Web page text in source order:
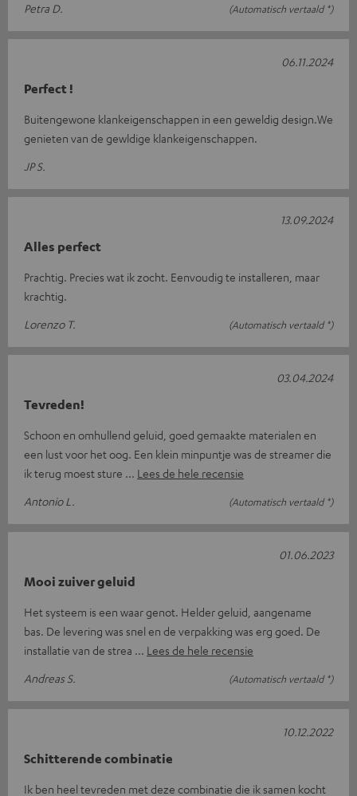
Petra D.
(Automatisch vertaald *)
Perfect !
Buitengewone klankeigenschappen in een geweldig design.We
genieten van de gewldige klankeigenschappen.
JP S.
06.11.2024
Alles perfect
Prachtig. Precies wat ik zocht. Eenvoudig te installeren, maar
krachtig.
Lorenzo T.
(Automatisch vertaald *)
13.09.2024
Tevreden!
Schoon en omhullend geluid, goed gemaakte materialen en
een lust voor het oog. Een klein minpuntje was de streamer die
ik terug moest sture
Lees de hele recensie
Antonio L.
(Automatisch vertaald *)
03.04.2024
Mooi zuiver geluid
Het systeem is een waar genot. Helder geluid, aangename
bas. De levering was snel en de verpakking was erg goed. De
installatie van de strea
Lees de hele recensie
Andreas S.
(Automatisch vertaald *)
01.06.2023
Schitterende combinatie
Ik ben heel tevreden met deze combinatie die ik samen kocht
10.12.2022